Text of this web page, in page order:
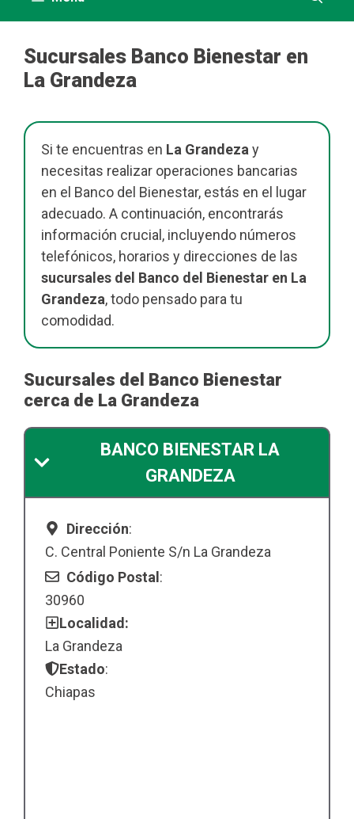
Sucursales Banco Bienestar en
La Grandeza
Si te encuentras en La Grandeza y
necesitas realizar operaciones bancarias
en el Banco del Bienestar, estás en el lugar
adecuado. A continuación, encontrarás
información crucial, incluyendo números
telefónicos, horarios y direcciones de las
sucursales del Banco del Bienestar en La
Grandeza, todo pensado para tu
comodidad.
Sucursales del Banco Bienestar
cerca de La Grandeza
BANCO BIENESTAR LA
GRANDEZA
Dirección:
C. Central Poniente S/n La Grandeza
Código Postal:
30960
Localidad:
La Grandeza
Estado:
Chiapas